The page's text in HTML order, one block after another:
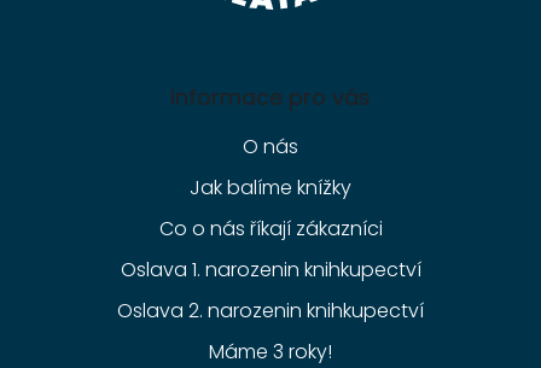
Informace pro vás
O nás
Jak balíme knížky
Co o nás říkají zákazníci
Oslava 1. narozenin knihkupectví
Oslava 2. narozenin knihkupectví
Máme 3 roky!